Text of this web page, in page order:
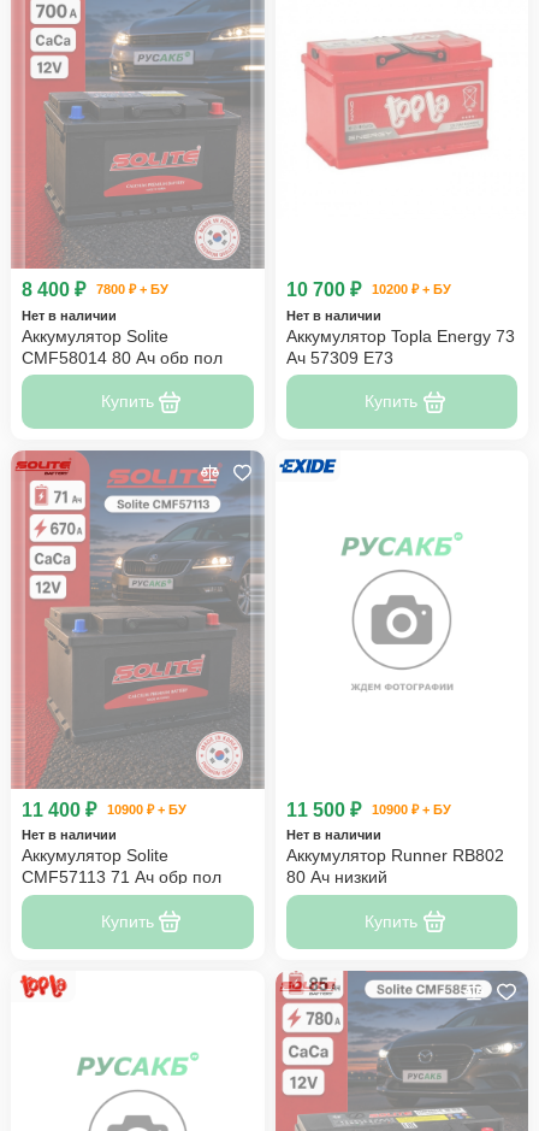
8 400 ₽
7800 ₽ + БУ
Нет в наличии
Аккумулятор Solite
CMF58014 80 Ач обр пол
Купить
10 700 ₽
10200 ₽ + БУ
Нет в наличии
Аккумулятор Topla Energy 73
Ач 57309 E73
Купить
11 400 ₽
10900 ₽ + БУ
Нет в наличии
Аккумулятор Solite
CMF57113 71 Ач обр пол
Купить
11 500 ₽
10900 ₽ + БУ
Нет в наличии
Аккумулятор Runner RB802
80 Ач низкий
Купить